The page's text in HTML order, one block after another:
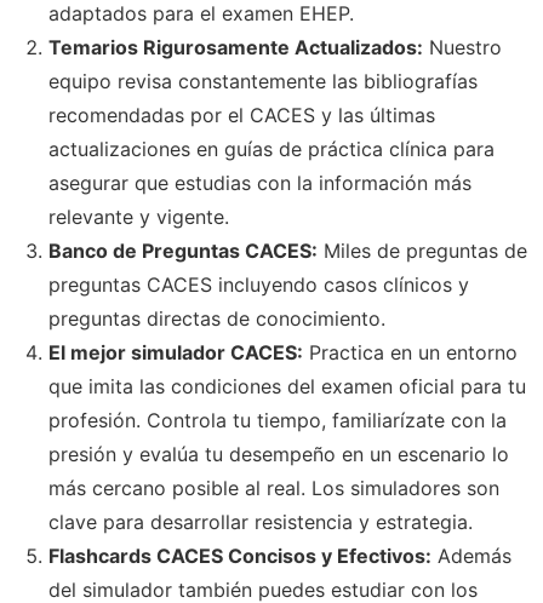
adaptados para el examen EHEP.
Temarios Rigurosamente Actualizados: Nuestro
equipo revisa constantemente las bibliografías
recomendadas por el CACES y las últimas
actualizaciones en guías de práctica clínica para
asegurar que estudias con la información más
relevante y vigente.
Banco de Preguntas CACES: Miles de preguntas de
preguntas CACES incluyendo casos clínicos y
preguntas directas de conocimiento.
El mejor simulador CACES: Practica en un entorno
que imita las condiciones del examen oficial para tu
profesión. Controla tu tiempo, familiarízate con la
presión y evalúa tu desempeño en un escenario lo
más cercano posible al real. Los simuladores son
clave para desarrollar resistencia y estrategia.
Flashcards CACES Concisos y Efectivos: Además
del simulador también puedes estudiar con los